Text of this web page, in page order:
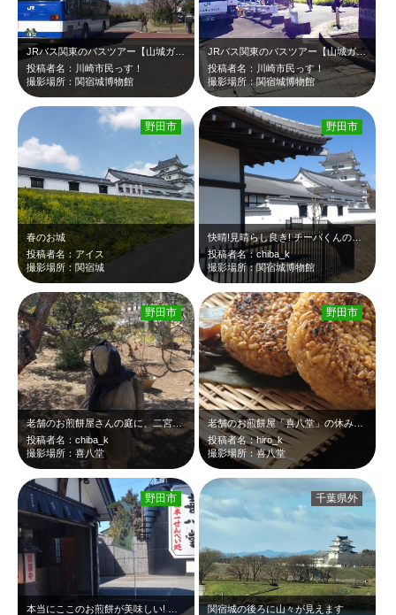
JRバス関東のバスツアー【山城ガールむつみ隊長とゆく歴史探訪ツアー♪】に参加し…
投稿者名：川崎市民っす！
撮影場所：関宿城博物館
JRバス関東のバスツアー【山城ガールむつみ隊長とゆく歴史探訪ツアー♪】に参加し…
投稿者名：川崎市民っす！
撮影場所：関宿城博物館
春のお城
投稿者名：アイス
撮影場所：関宿城
野田市
快晴!見晴らし良き! チーバくんの鼻先に来ました!
投稿者名：chiba_k
撮影場所：関宿城博物館
野田市
老舗のお煎餅屋さんの庭に、二宮金次郎像! えっ(゜゜) マフラーま…
投稿者名：chiba_k
撮影場所：喜八堂
野田市
老舗のお煎餅屋「喜八堂」の休み処で注文。 焼きおにぎり!絶品!! …
投稿者名：hiro_k
撮影場所：喜八堂
野田市
野田市
関宿城の後ろに山々が見えます
千葉県外